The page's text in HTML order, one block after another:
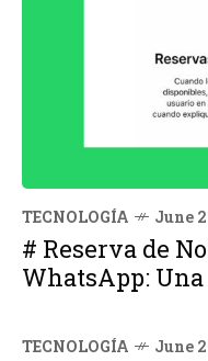
TECNOLOGÍA June
# Reserva de
WhatsApp:
TECNOLOGÍA June